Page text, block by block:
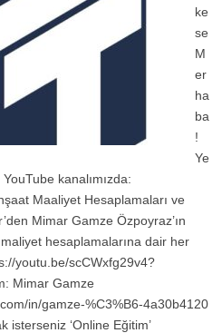
ke
se
M
er
ha
ba
!
Ye
kanalımızda:
Maaliyet Hesaplamaları ve
Mimar Gamze Özpoyraz’ın
hesaplamalarına dair her
youtu.be/scCWxfg29v4?
Mimar Gamze
in/gamze-%C3%B6-4a30b4120
isterseniz ‘Online Eğitim’